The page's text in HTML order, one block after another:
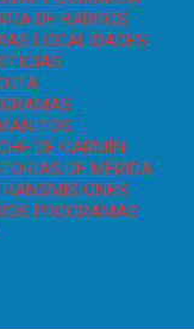
DE BARROS
LOCALIDADES
DE CARMÍN
DE MÉRIDA
PROGRAMAS